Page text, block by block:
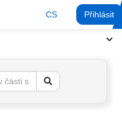
CS Přihlásit